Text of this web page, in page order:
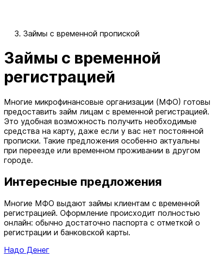
Займы с временной пропиской
Займы с временной
регистрацией
Многие микрофинансовые организации (МФО) готовы
предоставить займ лицам с временной регистрацией.
Это удобная возможность получить необходимые
средства на карту, даже если у вас нет постоянной
прописки. Такие предложения особенно актуальны
при переезде или временном проживании в другом
городе.
Интересные предложения
Многие МФО выдают займы клиентам с временной
регистрацией. Оформление происходит полностью
онлайн: обычно достаточно паспорта с отметкой о
регистрации и банковской карты.
Надо Денег